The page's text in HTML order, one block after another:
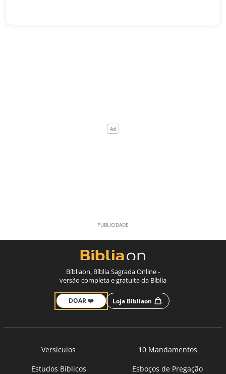
Bíbliaon, Bíblia Sagrada Online -
versão completa e gratuita da Bíblia
DOAR ❤️ Loja Bíbliaon
Versículos
10 Mandamentos
Estudos Bíblicos
Esboços de Pregação